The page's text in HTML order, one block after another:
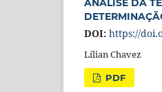
ANÁLISE DA
DOI: https://
Lílian Chavez
PDF